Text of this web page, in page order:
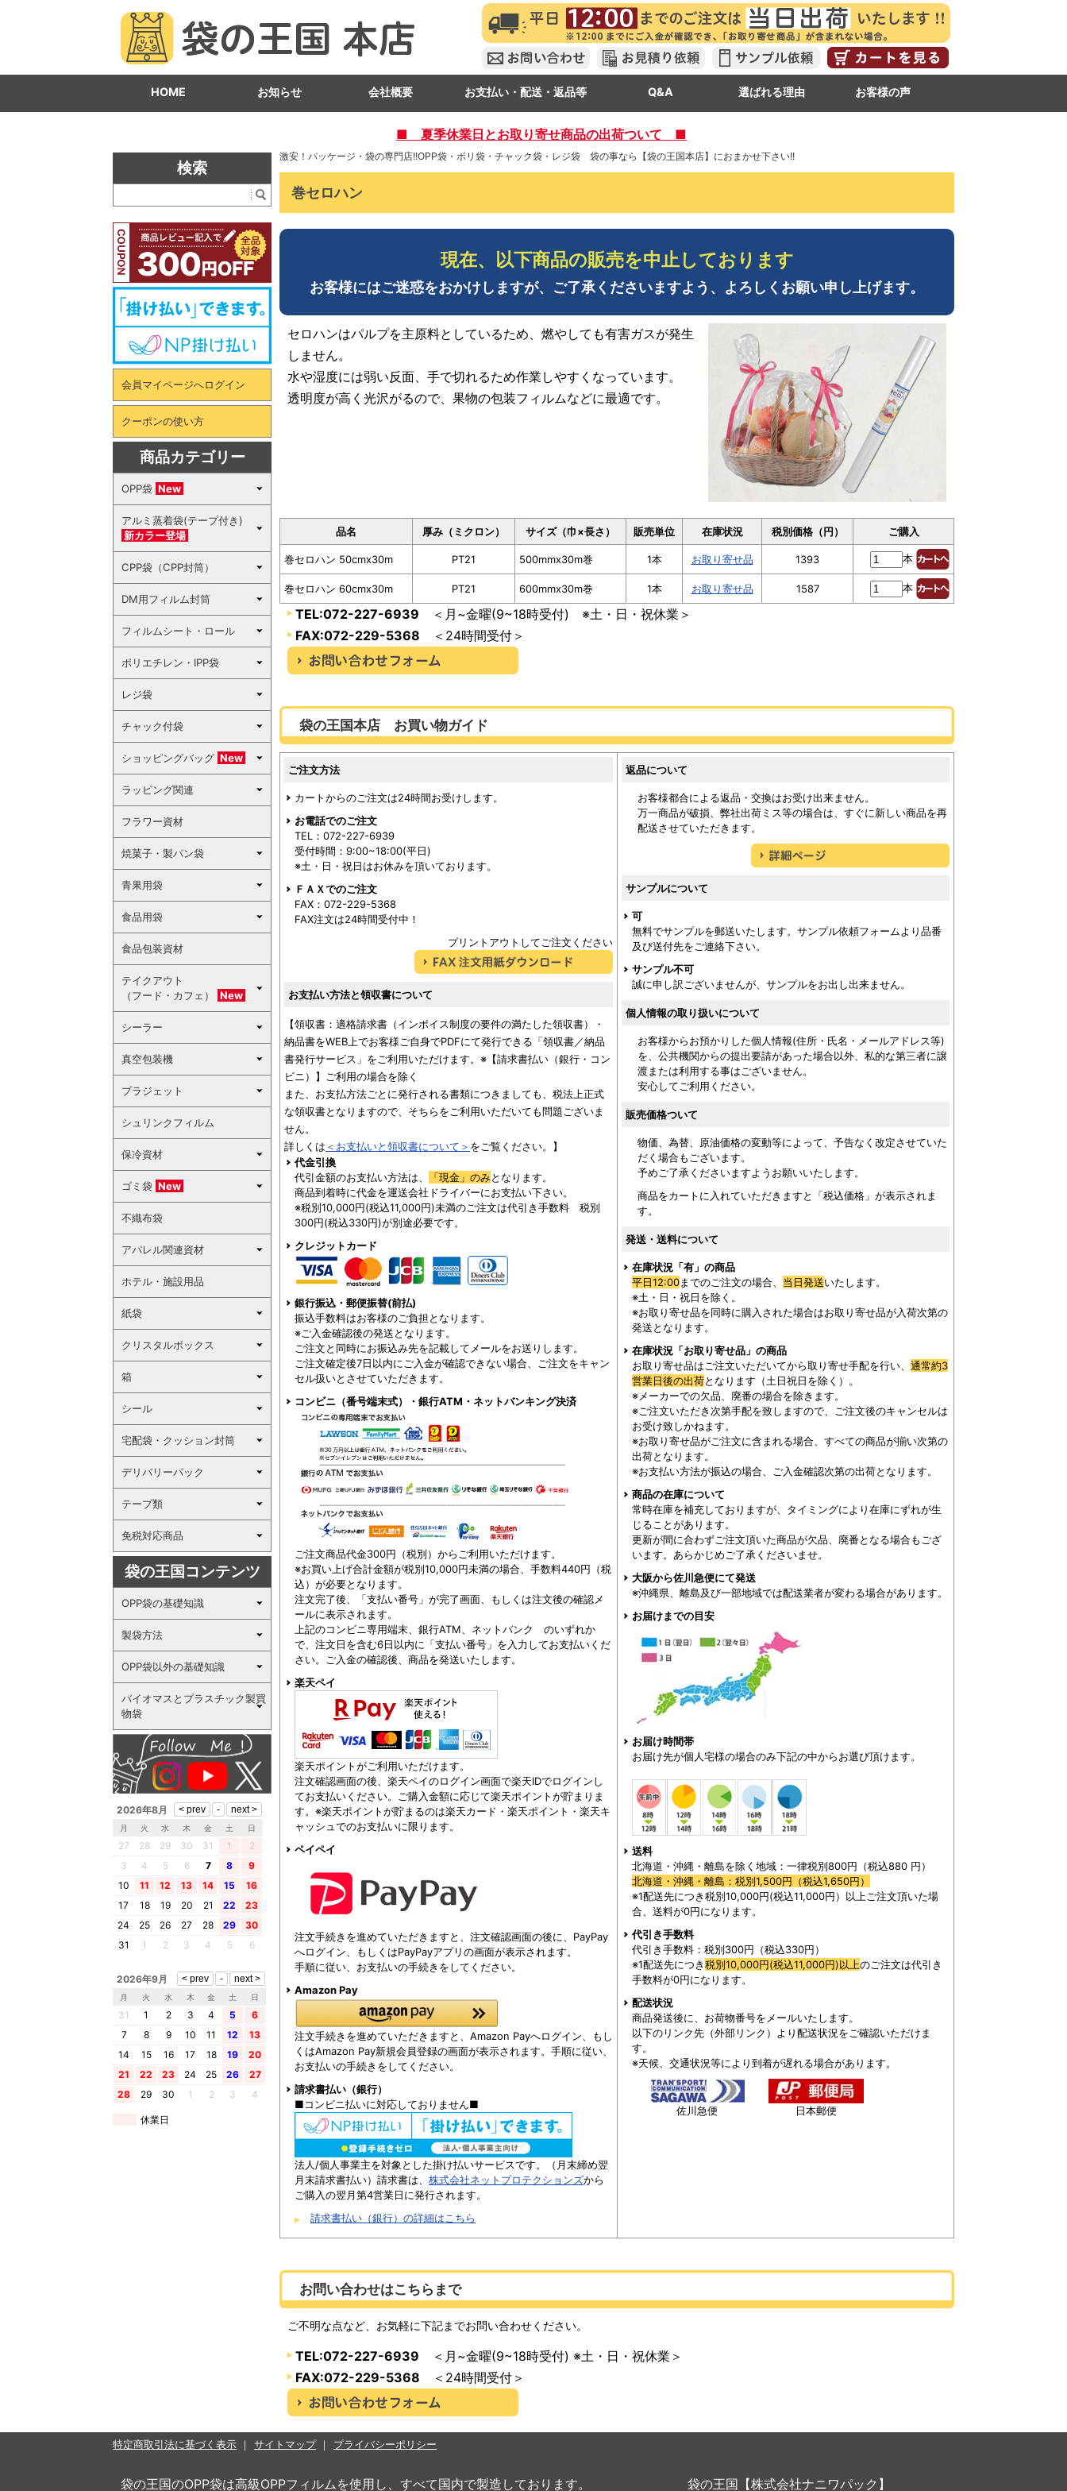
HOME お知らせ 会社概要 お支払い・配送・返品等 Q&A 選ばれる理由 お客様の声
■ 夏季休業日とお取り寄せ商品の出荷ついて ■
激安！パッケージ・袋の専門店!!OPP袋・ポリ袋・チャック袋・レジ袋 袋の事なら【袋の王国本店】におまかせ下さい!!
巻セロハン
現在、以下商品の販売を中止しております
お客様にはご迷惑をおかけしますが、ご了承くださいますよう、よろしくお願い申し上げます。
セロハンはパルプを主原料としているため、燃やしても有害ガスが発生
しません。
水や湿度には弱い反面、手で切れるため作業しやすくなっています。
透明度が高く光沢がるので、果物の包装フィルムなどに最適です。
品名 厚み（ミクロン） サイズ（巾×長さ） 販売単位 在庫状況 税別価格（円） ご購入
巻セロハン 50cmx30m PT21 500mmx30m巻 1本 お取り寄せ品 1393 本
巻セロハン 60cmx30m PT21 600mmx30m巻 1本 お取り寄せ品 1587 本
TEL:072-227-6939 ＜月~金曜(9~18時受付) ※土・日・祝休業＞
FAX:072-229-5368 ＜24時間受付＞
袋の王国本店 お買い物ガイド
ご注文方法
カートからのご注文は24時間お受けします。
お電話でのご注文
TEL：072-227-6939
受付時間：9:00~18:00(平日)
※土・日・祝日はお休みを頂いております。
ＦＡＸでのご注文
FAX：072-229-5368
FAX注文は24時間受付中！
プリントアウトしてご注文ください
お支払い方法と領収書について
【領収書：適格請求書（インボイス制度の要件の満たした領収書）・
納品書をWEB上でお客様ご自身でPDFにて発行できる「領収書／納品
書発行サービス」をご利用いただけます。※【請求書払い（銀行・コン
ビニ）】ご利用の場合を除く
また、お支払方法ごとに発行される書類につきましても、税法上正式
な領収書となりますので、そちらをご利用いただいても問題ございま
せん。
詳しくは ＜お支払いと領収書について＞ をご覧ください。】
代金引換
代引金額のお支払い方法は、
「現金」のみとなります。
商品到着時に代金を運送会社ドライバーにお支払い下さい。
※税別10,000円(税込11,000円)未満のご注文は代引き手数料 税別
300円(税込330円)が別途必要です。
クレジットカード
銀行振込・郵便振替(前払)
振込手数料はお客様のご負担となります。
※ご入金確認後の発送となります。
ご注文と同時にお振込み先を記載してメールをお送りします。
ご注文確定後7日以内にご入金が確認できない場合、ご注文をキャン
セル扱いとさせていただきます。
コンビニ（番号端末式）・銀行ATM・ネットバンキング決済
ご注文商品代金300円（税別）からご利用いただけます。
※お買い上げ合計金額が税別10,000円未満の場合、手数料440円（税
込）が必要となります。
注文完了後、「支払い番号」が完了画面、もしくは注文後の確認メ
ールに表示されます。
上記のコンビニ専用端末、銀行ATM、ネットバンク のいずれか
で、注文日を含む6日以内に「支払い番号」を入力してお支払いくだ
さい。ご入金の確認後、商品を発送いたします。
楽天ペイ
楽天ポイントがご利用いただけます。
注文確認画面の後、楽天ペイのログイン画面で楽天IDでログインし
てお支払いください。ご購入金額に応じて楽天ポイントが貯まりま
す。※楽天ポイントが貯まるのは楽天カード・楽天ポイント・楽天キ
ャッシュでのお支払いに限ります。
ペイペイ
注文手続きを進めていただきますと、注文確認画面の後に、PayPay
へログイン、もしくはPayPayアプリの画面が表示されます。
手順に従い、お支払いの手続きをしてください。
Amazon Pay
注文手続きを進めていただきますと、Amazon Payへログイン、もし
くはAmazon Pay新規会員登録の画面が表示されます。手順に従い、
お支払いの手続きをしてください。
請求書払い（銀行）
■コンビニ払いに対応しておりません■
法人/個人事業主を対象とした掛け払いサービスです。（月末締め翌
月末請求書払い）請求書は、 株式会社ネットプロテクションズから
ご購入の翌月第4営業日に発行されます。
請求書払い（銀行）の詳細はこちら
返品について
お客様都合による返品・交換はお受け出来ません。
万一商品が破損、弊社出荷ミス等の場合は、すぐに新しい商品を再
配送させていただきます。
サンプルについて
可
無料でサンプルを郵送いたします。サンプル依頼フォームより品番
及び送付先をご連絡下さい。
サンプル不可
誠に申し訳ございませんが、サンプルをお出し出来ません。
個人情報の取り扱いについて
お客様からお預かりした個人情報(住所・氏名・メールアドレス等)
を、公共機関からの提出要請があった場合以外、私的な第三者に譲
渡または利用する事はございません。
安心してご利用ください。
販売価格ついて
物価、為替、原油価格の変動等によって、予告なく改定させていた
だく場合もございます。
予めご了承くださいますようお願いいたします。
商品をカートに入れていただきますと「税込価格」が表示されま
す。
発送・送料について
在庫状況「有」の商品
平日12:00までのご注文の場合、 当日発送いたします。
※土・日・祝日を除く。
※お取り寄せ品を同時に購入された場合はお取り寄せ品が入荷次第の
発送となります。
在庫状況「お取り寄せ品」の商品
お取り寄せ品はご注文いただいてから取り寄せ手配を行い、 通常約3
営業日後の出荷となります（土日祝日を除く）。
※メーカーでの欠品、廃番の場合を除きます。
※ご注文いただき次第手配を致しますので、ご注文後のキャンセルは
お受け致しかねます。
※お取り寄せ品がご注文に含まれる場合、すべての商品が揃い次第の
出荷となります。
※お支払い方法が振込の場合、ご入金確認次第の出荷となります。
商品の在庫について
常時在庫を補充しておりますが、タイミングにより在庫にずれが生
じることがあります。
更新が間に合わずご注文頂いた商品が欠品、廃番となる場合もござ
います。あらかじめご了承くださいませ。
大阪から佐川急便にて発送
※沖縄県、離島及び一部地域では配送業者が変わる場合があります。
お届けまでの目安
お届け時間帯
お届け先が個人宅様の場合のみ下記の中からお選び頂けます。
送料
北海道・沖縄・離島を除く地域：一律税別800円（税込880 円）
北海道・沖縄・離島：税別1,500円（税込1,650円）
※1配送先につき税別10,000円(税込11,000円）以上ご注文頂いた場
合、送料が0円になります。
代引き手数料
代引き手数料：税別300円（税込330円）
※1配送先につき税別10,000円(税込11,000円)以上のご注文は代引き
手数料が0円になります。
配送状況
商品発送後に、お荷物番号をメールいたします。
以下のリンク先（外部リンク）より配送状況をご確認いただけま
す。
※天候、交通状況等により到着が遅れる場合があります。
佐川急便 日本郵便
お問い合わせはこちらまで
ご不明な点など、お気軽に下記までお問い合わせください。
TEL:072-227-6939 ＜月~金曜(9~18時受付) ※土・日・祝休業＞
FAX:072-229-5368 ＜24時間受付＞
検索
会員マイページへログイン
クーポンの使い方
商品カテゴリー
OPP袋 New
アルミ蒸着袋(テープ付き)
新カラー登場
CPP袋（CPP封筒）
DM用フィルム封筒
フィルムシート・ロール
ポリエチレン・IPP袋
レジ袋
チャック付袋
ショッピングバッグ New
ラッピング関連
フラワー資材
焼菓子・製パン袋
青果用袋
食品用袋
食品包装資材
テイクアウト
（フード・カフェ）
New
シーラー
真空包装機
プラジェット
シュリンクフィルム
保冷資材
ゴミ袋 New
不織布袋
アパレル関連資材
ホテル・施設用品
紙袋
クリスタルボックス
箱
シール
宅配袋・クッション封筒
デリバリーパック
テープ類
免税対応商品
袋の王国コンテンツ
OPP袋の基礎知識
製袋方法
OPP袋以外の基礎知識
バイオマスとプラスチック製買
物袋
2026年8月
月 火 水 木 金 土 日
27 28 29 30 31 1
2
3
4 5 6 7 8
9
10
11 12 13 14 15
16
17
18 19 20 21 22
23
24
25 26 27 28 29
30
31
1 2 3 4 5 6
2026年9月
月 火 水 木 金 土 日
31 1 2 3 4 5
6
7
8 9 10 11 12
13
14
15 16 17 18 19
20
21
22 23 24 25 26
27
28
29 30 1 2 3 4
休業日
特定商取引法に基づく表示 サイトマップ プライバシーポリシー
袋の王国【株式会社ナニワパック】
袋の王国のOPP袋は高級OPPフィルムを使用し、すべて国内で製造しております。